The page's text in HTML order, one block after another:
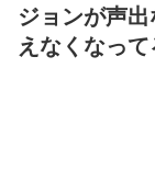
ジョンが声
えなくなっ